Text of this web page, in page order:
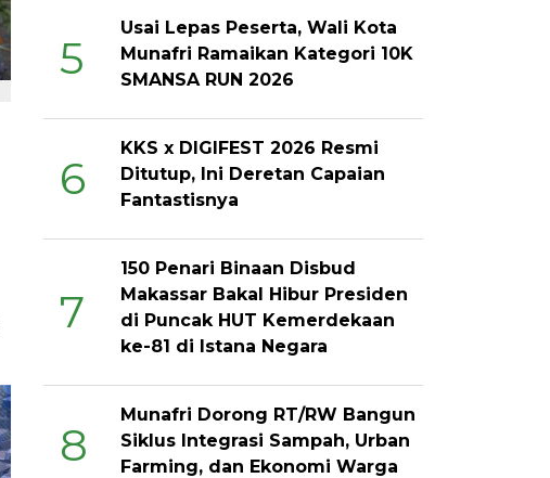
5
Usai Lepas Peserta, Wali Kota
Munafri Ramaikan Kategori 10K
SMANSA RUN 2026
6
KKS x DIGIFEST 2026 Resmi
Ditutup, Ini Deretan Capaian
Fantastisnya
7
150 Penari Binaan Disbud
Makassar Bakal Hibur Presiden
di Puncak HUT Kemerdekaan
ke-81 di Istana Negara
8
Munafri Dorong RT/RW Bangun
Siklus Integrasi Sampah, Urban
Farming, dan Ekonomi Warga